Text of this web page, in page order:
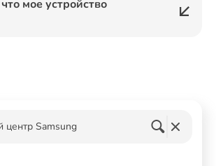
мое устройство
центр Samsung